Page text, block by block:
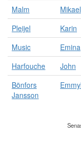
Malm
Mikael
Pleijel
Karin
Music
Emina
Harfouche
John
Bönfors
Jansson